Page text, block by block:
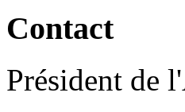
Contact
Président de